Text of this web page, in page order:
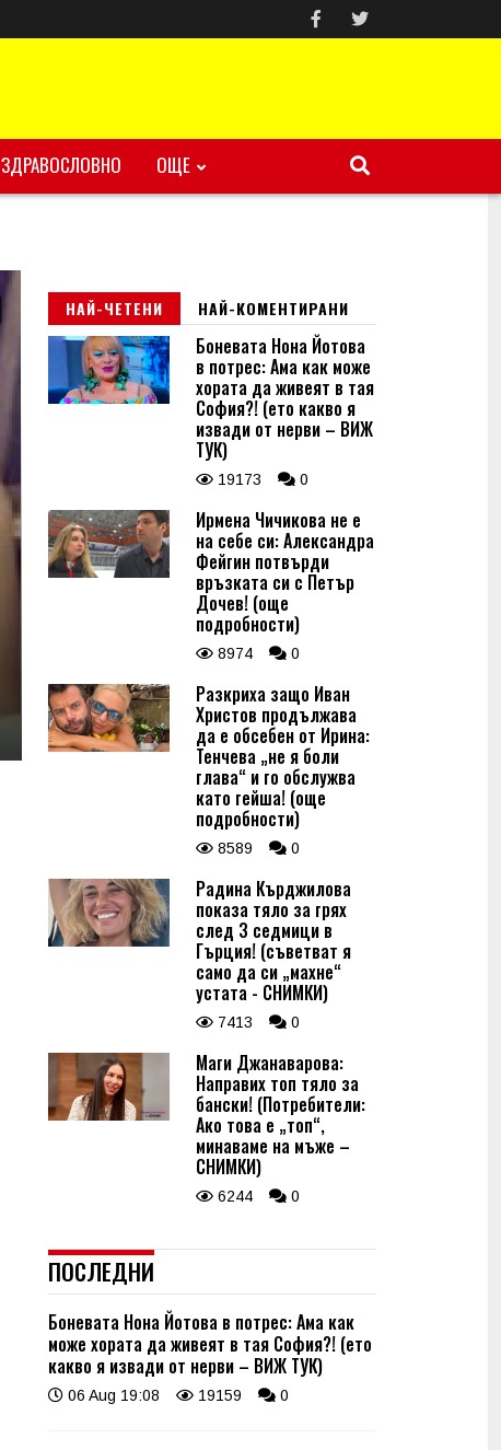
ЗДРАВОСЛОВНО ОЩЕ
НАЙ-ЧЕТЕНИ НАЙ-КОМЕНТИРАНИ
Боневата Нона Йотова
в потрес: Ама как може
хората да живеят в тая
София?! (ето какво я
извади от нерви – ВИЖ
ТУК)
19173 0
Ирмена Чичикова не е
на себе си: Александра
Фейгин потвърди
връзката си с Петър
Дочев! (още
подробности)
8974 0
Разкриха защо Иван
Христов продължава
да е обсебен от Ирина:
Тенчева „не я боли
глава“ и го обслужва
като гейша! (още
подробности)
8589 0
Радина Кърджилова
показа тяло за грях
след 3 седмици в
Гърция! (съветват я
само да си „махне“
устата - СНИМКИ)
7413 0
Маги Джанаварова:
Направих топ тяло за
бански! (Потребители:
Ако това е „топ“,
минаваме на мъже –
СНИМКИ)
6244 0
ПОСЛЕДНИ
Боневата Нона Йотова в потрес: Ама как
може хората да живеят в тая София?! (ето
какво я извади от нерви – ВИЖ ТУК)
06 Aug 19:08 19159 0